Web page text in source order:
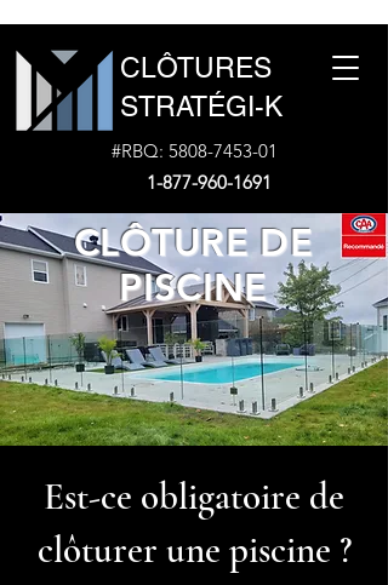
CLÔTURES
STRATÉGI-K
#RBQ: 5808-7453-01
1-877-960-1691
CLÔTURE DE
PISCINE
Est-ce obligatoire de
clôturer une piscine ?